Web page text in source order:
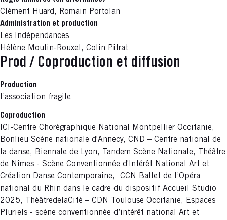
Clément Huard, Romain Portolan
Administration et production
Les Indépendances
Hélène Moulin-Rouxel, Colin Pitrat
Prod / Coproduction et diffusion
Production
l’association fragile
Coproduction
ICI-Centre Chorégraphique National Montpellier Occitanie,
Bonlieu Scène nationale d'Annecy, CND – Centre national de
la danse, Biennale de Lyon, Tandem Scène Nationale, Théâtre
de Nîmes - Scène Conventionnée d'Intérêt National Art et
Création Danse Contemporaine, CCN Ballet de l’Opéra
national du Rhin dans le cadre du dispositif Accueil Studio
2025, ThéâtredelaCité – CDN Toulouse Occitanie, Espaces
Pluriels - scène conventionnée d’intérêt national Art et